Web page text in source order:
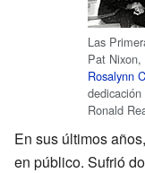
Las
Pat Nixon,
Rosalynn
Ronald
En sus últimos
en público. Sufrió